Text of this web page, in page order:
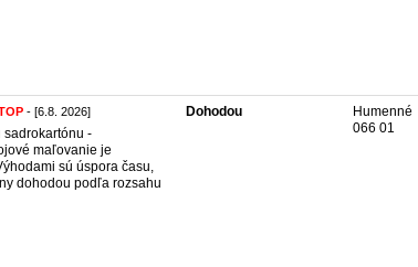
- [6.8. 2026]
sadrokartónu -
maľovanie je
sú úspora času,
dohodou podľa rozsahu
Dohodou
Humenné
066 01